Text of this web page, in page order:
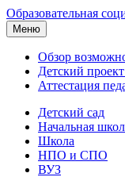
Образовательная
Меню
Обзор
Детский
Аттестация
Детский сад
Начальная
Школа
НПО и СПО
ВУЗ